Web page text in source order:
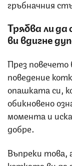
гръбначния
Трябва ли
ви вдигне
През
поведение
опашката си,
обикновено
момента и
добре.
Въпреки това,